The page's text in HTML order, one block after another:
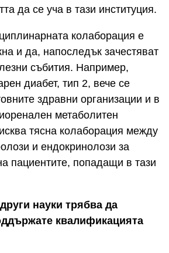
да се уча в тази институция.
колаборация е
и да, напоследък зачестяват
събития. Например,
диабет, тип 2, вече се
здравни организации и в
метаболитен
тясна колаборация между
и ендокринолози за
пациентите, попадащи в тази
науки трябва да
квалификацията